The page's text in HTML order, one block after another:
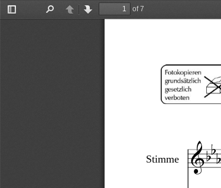
Toggle
PreviousNext
of 7
Stimme